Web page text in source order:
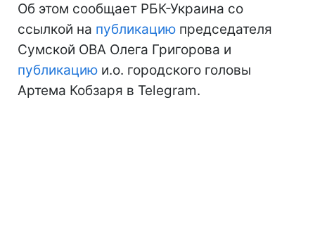
Об этом сообщает РБК-Украина со
ссылкой на публикацию председателя
Сумской ОВА Олега Григорова и
публикацию и.о. городского головы
Артема Кобзаря в Telegram.